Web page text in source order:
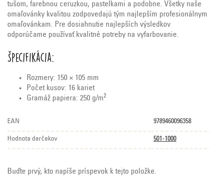
tušom, farebnou ceruzkou, pastelkami a podobne. Všetky naše
omaľovánky kvalitou zodpovedajú tým najlepším profesionálnym
omaľovánkam. Pre dosiahnutie najlepších výsledkov
odporúčame používať kvalitné potreby na vyfarbovanie.
Špecifikácia:
Rozmery: 150 × 105 mm
Počet kusov: 16 kariet
Gramáž papiera: 250 g/m2
EAN 9789460096358
Hodnota darčekov 501-1000
Buďte prvý, kto napíše príspevok k tejto položke.